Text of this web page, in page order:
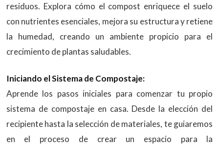
residuos. Explora cómo el compost enriquece el suelo
con nutrientes esenciales, mejora su estructura y retiene
la humedad, creando un ambiente propicio para el
crecimiento de plantas saludables.
Iniciando el Sistema de Compostaje:
Aprende los pasos iniciales para comenzar tu propio
sistema de compostaje en casa. Desde la elección del
recipiente hasta la selección de materiales, te guiaremos
en el proceso de crear un espacio para la